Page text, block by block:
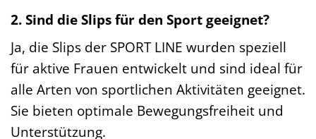
2. Sind die Slips für den Sport geeignet?
Ja, die Slips der SPORT LINE wurden speziell
für aktive Frauen entwickelt und sind ideal für
alle Arten von sportlichen Aktivitäten geeignet.
Sie bieten optimale Bewegungsfreiheit und
Unterstützung.